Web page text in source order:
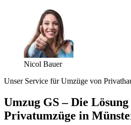
Nicol Bauer
Unser Service für Umzüge von
Umzug GS – Die
Privatumzüge in